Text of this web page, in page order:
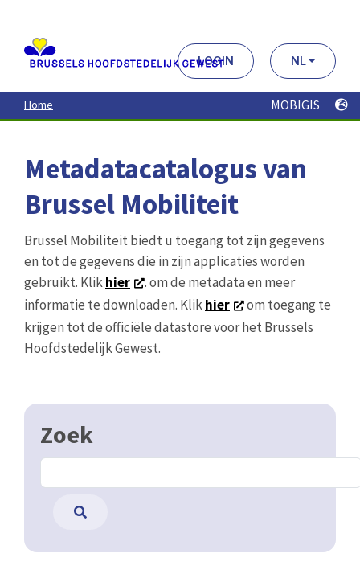
contenu
principal
LOGIN NL
Home MOBIGIS
Metadatacatalogus van
Brussel Mobiliteit
Brussel Mobiliteit biedt u toegang tot zijn gegevens
en tot de gegevens die in zijn applicaties worden
gebruikt. Klikhier
. om de metadata en meer
informatie te downloaden. Klikhier
om toegang te
krijgen tot de officiële datastore voor het Brussels
Hoofdstedelijk Gewest.
Zoek